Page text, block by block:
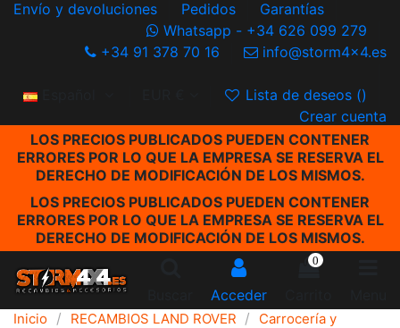
Envío y devoluciones Pedidos
Garantías
Whatsapp - +34 626 099 279
+34 91 378 70 16
info@storm4x4.es
Español Lista de deseos ()
Crear cuenta
LOS PRECIOS PUBLICADOS PUEDEN CONTENER
ERRORES POR LO QUE LA EMPRESA SE RESERVA EL
DERECHO DE MODIFICACIÓN DE LOS MISMOS.
LOS PRECIOS PUBLICADOS PUEDEN CONTENER
ERRORES POR LO QUE LA EMPRESA SE RESERVA EL
DERECHO DE MODIFICACIÓN DE LOS MISMOS.
Acceder
0
Inicio RECAMBIOS LAND ROVER
Carrocería y